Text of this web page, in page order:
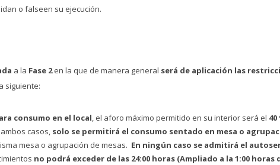
o falseen su ejecución.
a la Fase 2en la que de manera general será de aplicación las
siguiente:
consumo en el local, el aforo máximo permitido en su interior será el
casos, solo se permitirá el consumo sentado en mesa o
mesa o agrupación de mesas. En ningún caso se admitirá el
no podrá exceder de las 24:00 horas (Ampliado a la 1:00 horas